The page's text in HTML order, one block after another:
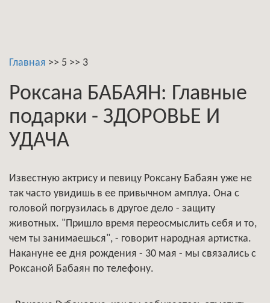
Главная >> 5 >> 3
Роксана БАБАЯН: Главные
подарки - ЗДОРОВЬЕ И
УДАЧА
Известную актрису и певицу Роксану Бабаян уже не
так часто увидишь в ее привычном амплуа. Она с
головой погрузилась в другое дело - защиту
животных. "Пришло время переосмыслить себя и то,
чем ты занимаешься", - говорит народная артистка.
Накануне ее дня рождения - 30 мая - мы связались с
Роксаной Бабаян по телефону.